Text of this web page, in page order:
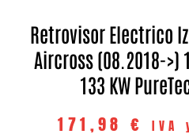
Retrovisor Electrico
Aircross (08.2018->)
133 KW
171,98€
IVA